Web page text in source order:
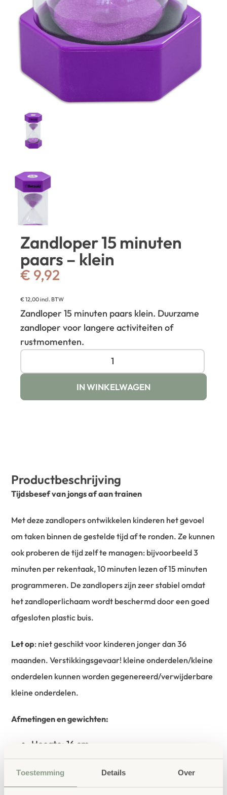
Toestemming Details Over
Zandloper 15 minuten
paars – klein
€ 9,92
€12,00incl. BTW
Zandloper 15 minuten paars klein. Duurzame
zandloper voor langere activiteiten of
rustmomenten.
IN WINKELWAGEN
Productbeschrijving
Tijdsbesef van jongs af aan trainen
Met deze zandlopers ontwikkelen kinderen het gevoel
om taken binnen de gestelde tijd af te ronden. Ze kunnen
ook proberen de tijd zelf te managen: bijvoorbeeld 3
minuten per rekentaak, 10 minuten lezen of 15 minuten
programmeren. De zandlopers zijn zeer stabiel omdat
het zandloperlichaam wordt beschermd door een goed
afgesloten plastic buis.
Let op: niet geschikt voor kinderen jonger dan 36
maanden. Verstikkingsgevaar! kleine onderdelen/kleine
onderdelen kunnen worden gegenereerd/verwijderbare
kleine onderdelen.
Afmetingen en gewichten:
Hoogte: 16 cm
Breed: 8 cm
Diepte: 7,3 cm
Totaal gewicht (netto): 180g